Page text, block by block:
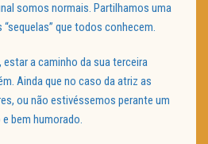
somos normais. Partilhamos uma
que todos conhecem.
a caminho da sua terceira
Ainda que no caso da atriz as
ou não estivéssemos perante um
bem humorado.